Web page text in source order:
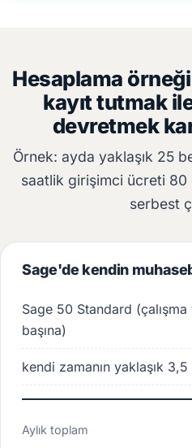
Hesaplama
kayıt tutmak
devretmek
Örnek: ayda yaklaşık 25
saatlik girişimci ücreti
serbest
Sage'de kendin
Sage 50 Standard (çalışma
başına)
kendi zamanın yaklaşık
Aylık toplam